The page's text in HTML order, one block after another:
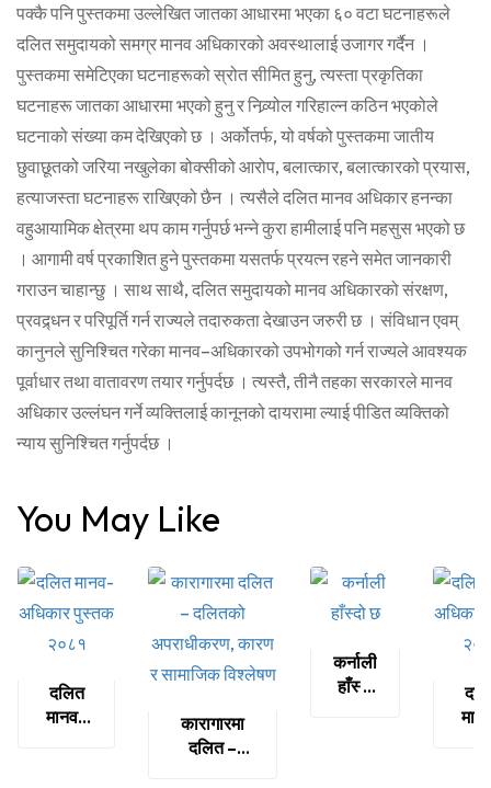
पक्कै पनि पुस्तकमा उल्लेखित जातका आधारमा भएका ६० वटा घटनाहरूले
दलित समुदायको समग्र मानव अधिकारको अवस्थालाई उजागर गर्दैन ।
पुस्तकमा समेटिएका घटनाहरूको स्रोत सीमित हुनु, त्यस्ता प्रकृतिका
घटनाहरू जातका आधारमा भएको हुनु र निव्र्योल गरिहाल्न कठिन भएकोले
घटनाको संख्या कम देखिएको छ । अर्कोतर्फ, यो वर्षको पुस्तकमा जातीय
छुवाछूतको जरिया नखुलेका बोक्सीको आरोप, बलात्कार, बलात्कारको प्रयास,
हत्याजस्ता घटनाहरू राखिएको छैन । त्यसैले दलित मानव अधिकार हनन्का
वहुआयामिक क्षेत्रमा थप काम गर्नुपर्छ भन्ने कुरा हामीलाई पनि महसुस भएको छ
। आगामी वर्ष प्रकाशित हुने पुस्तकमा यसतर्फ प्रयत्न रहने समेत जानकारी
गराउन चाहान्छु । साथ साथै, दलित समुदायको मानव अधिकारको संरक्षण,
प्रवद्र्धन र परिपूर्ति गर्न राज्यले तदारुकता देखाउन जरुरी छ । संविधान एवम्
कानुनले सुनिश्चित गरेका मानव–अधिकारको उपभोगको गर्न राज्यले आवश्यक
पूर्वाधार तथा वातावरण तयार गर्नुपर्दछ । त्यस्तै, तीनै तहका सरकारले मानव
अधिकार उल्लंघन गर्ने व्यक्तिलाई कानूनको दायरामा ल्याई पीडित व्यक्तिको
न्याय सुनिश्चित गर्नुपर्दछ ।
You May Like
दलित
मानव-
कारागारमा
दलित –
कर्नाली
हाँस्दो